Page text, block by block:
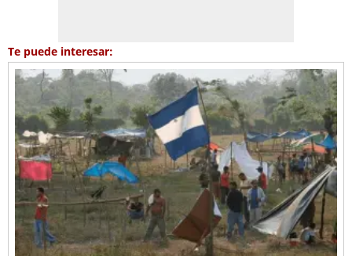
Te puede interesar: